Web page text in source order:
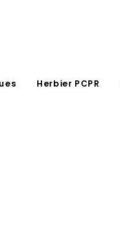
Herbier PCPR